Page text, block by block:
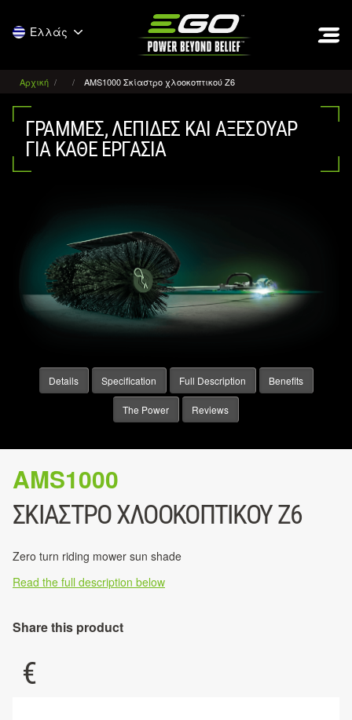
Ελλάς
Αρχική AMS1000 Σκίαστρο χλοοκοπτικού Ζ6
ΓΡΑΜΜΈΣ, ΛΕΠΊΔΕΣ ΚΑΙ ΑΞΕΣΟΥΆΡ
ΓΙΑ ΚΆΘΕ ΕΡΓΑΣΊΑ
Details Specification Full Description Benefits
The Power Reviews
AMS1000
ΣΚΊΑΣΤΡΟ ΧΛΟΟΚΟΠΤΙΚΟΎ Ζ6
Zero turn riding mower sun shade
Read the full description below
Share this product
€